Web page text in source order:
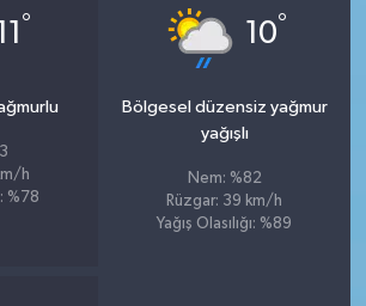
°
h
%78
10°
Bölgesel düzensiz yağmur
yağışlı
Nem: %82
Rüzgar: 39 km/h
Yağış Olasılığı: %89